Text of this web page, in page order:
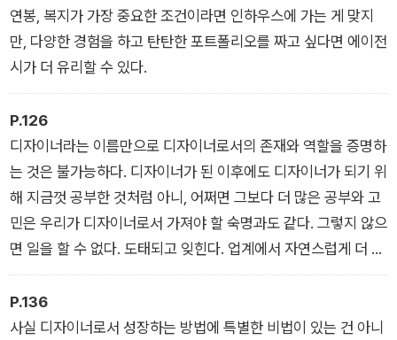
연봉, 복지가 가장 중요한 조건이라면 인하우스에 가는 게 맞지
만, 다양한 경험을 하고 탄탄한 포트폴리오를 짜고 싶다면 에이전
시가 더 유리할 수 있다.
P.126
디자이너라는 이름만으로 디자이너로서의 존재와 역할을 증명하
는 것은 불가능하다. 디자이너가 된 이후에도 디자이너가 되기 위
해 지금껏 공부한 것처럼 아니, 어쩌면 그보다 더 많은 공부와 고
민은 우리가 디자이너로서 가져야 할 숙명과도 같다. 그렇지 않으
면 일을 할 수 없다. 도태되고 잊힌다. 업계에서 자연스럽게 더 이
상 나를 찾지 않고, 결국 디자인 자체에 흥미를 잃고 이 일을 도저
히 지속할 수 없는 상태에 이르게 된다.
P.136
사실 디자이너로서 성장하는 방법에 특별한 비법이 있는 건 아니